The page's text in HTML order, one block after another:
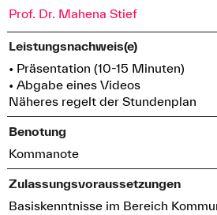
Prof. Dr. Mahena Stief
Leistungsnachweis(e)
• Präsentation (10-15 Minuten)
• Abgabe eines Videos
Näheres regelt der Stundenplan
Benotung
Kommanote
Zulassungsvoraussetzungen
Basiskenntnisse im Bereich